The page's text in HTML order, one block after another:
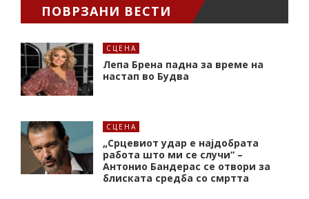
ПОВРЗАНИ ВЕСТИ
СЦЕНА
Лепа Брена падна за време на
настап во Будва
СЦЕНА
„Срцевиот удар е најдобрата
работа што ми се случи“ –
Антонио Бандерас се отвори за
блиската средба со смртта